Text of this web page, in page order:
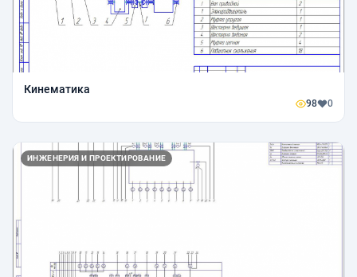
Кинематика
98 0
ИНЖЕНЕРИЯ И ПРОЕКТИРОВАНИЕ